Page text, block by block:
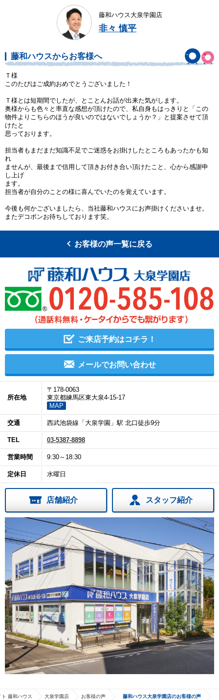
藤和ハウス大泉学園店
非々 慎平
藤和ハウスからお客様へ
Ｔ様
このたびはご成約おめでとうございました！
Ｔ様とは短期間でしたが、とことんお話が出来た気がします。
奥様からも色々と率直な感想が頂けたので、私自身もはっきりと「この
物件よりこちらのほうが良いのではないでしょうか？」と提案させて頂
けたと
思っております。
担当者もまだまだ知識不足でご迷惑をお掛けしたところもあったかも知
れ
ませんが、最後まで信用して頂きお付き合い頂けたこと、心から感謝申
し上げ
ます。
担当者が自分のことの様に喜んでいたのを覚えています。
今後も何かございましたら、当社藤和ハウスにお声掛けくださいませ。
またデコポンお待ちしております笑。
お客様の声一覧に戻る
ご来店予約はコチラ！
メールでお問い合わせ
所在地
〒178-0063
東京都練馬区東大泉4-15-17
MAP
交通 西武池袋線「大泉学園」駅 北口徒歩9分
TEL 03-5387-8898
営業時間 9:30～18:30
定休日 水曜日
店舗紹介 スタッフ紹介
藤和ハウス 大泉学園店 お客様の声 藤和ハウス大泉学園店のお客様の声